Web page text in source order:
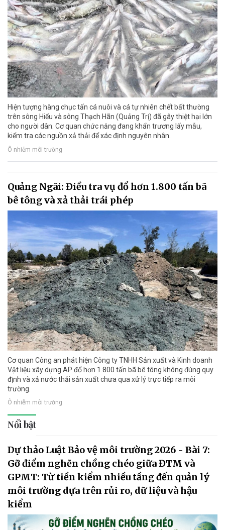
Hiện tượng hàng chục tấn cá nuôi và cá tự nhiên chết bất thường
trên sông Hiếu và sông Thạch Hãn (Quảng Trị) đã gây thiệt hại lớn
cho người dân. Cơ quan chức năng đang khẩn trương lấy mẫu,
kiểm tra các nguồn xả thải để xác định nguyên nhân.
Ô nhiễm môi trường
Quảng Ngãi: Điều tra vụ đổ hơn 1.800 tấn bã
bê tông và xả thải trái phép
Cơ quan Công an phát hiện Công ty TNHH Sản xuất và Kinh doanh
Vật liệu xây dựng AP đổ hơn 1.800 tấn bã bê tông không đúng quy
định và xả nước thải sản xuất chưa qua xử lý trực tiếp ra môi
trường.
Ô nhiễm môi trường
Nổi bật
Dự thảo Luật Bảo vệ môi trường 2026 - Bài 7:
Gỡ điểm nghẽn chồng chéo giữa ĐTM và
GPMT: Từ tiền kiểm nhiều tầng đến quản lý
môi trường dựa trên rủi ro, dữ liệu và hậu
kiểm